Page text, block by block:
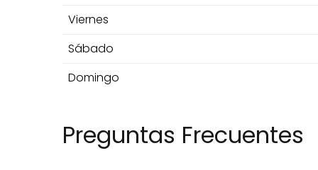
Viernes
Sábado
Domingo
Preguntas Frecuentes